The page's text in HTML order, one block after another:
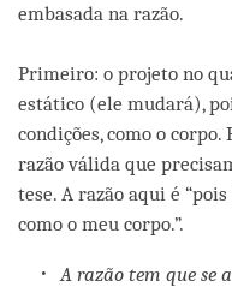
embasada na razão.
Primeiro: o projeto no
estático (ele mudará),
condições, como o
razão válida que
tese. A razão aqui é
como o meu corpo.”.
A razão tem que se